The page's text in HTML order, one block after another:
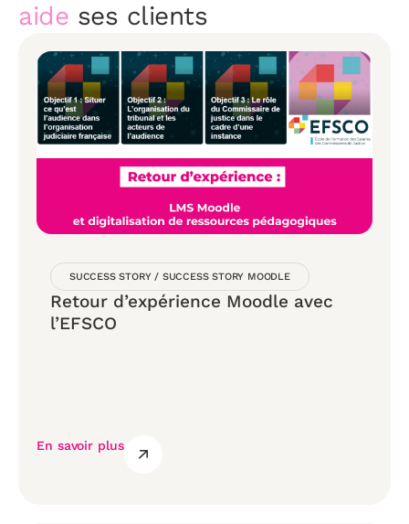
aide ses clients
SUCCESS STORY / SUCCESS STORY MOODLE
Retour d’expérience Moodle avec
l’EFSCO
En savoir plus